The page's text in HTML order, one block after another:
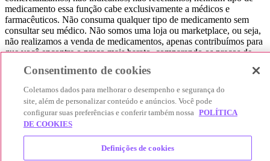
medicamento essa função cabe exclusivamente a médicos e
farmacêuticos. Não consuma qualquer tipo de medicamento sem
consultar seu médico. Não somos uma loja ou marketplace, ou seja,
não realizamos a venda de medicamentos, apenas contribuímos para
que você encontre o preço mais barato, comparando os preços de
experiência seja bem-sucedida, mas a finalização da compra
acontece nos sites das nossas lojas parceiras.
© 2025 Afya Participações S.A. - todos os direitos reservados.
Alameda Lorena, 269 - Jardim Paulista - São Paulo / SP - CEP.:
01424-001 - CNPJ 23.399.329/0002-53.
Consentimento de cookies
Coletamos dados para melhorar o desempenho e segurança do
site, além de personalizar conteúdo e anúncios. Você pode
configurar suas preferências e conferir também nossa POLÍTICA
DE COOKIES
Definições de cookies